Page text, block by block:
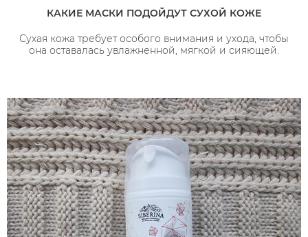
КАКИЕ МАСКИ ПОДОЙДУТ СУХОЙ КОЖЕ
Сухая кожа требует особого внимания и ухода, чтобы
она оставалась увлажненной, мягкой и сияющей.